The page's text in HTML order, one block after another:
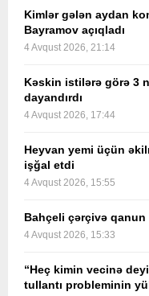
Kimlər gələn aydan
Bayramov açıqladı
4 Avqust 2026, 21:14
Kəskin istilərə görə 3
dayandırdı
4 Avqust 2026, 17:44
Heyvan yemi üçün
işğal etdi
4 Avqust 2026, 15:55
Bahçeli çərçivə qanun
4 Avqust 2026, 15:33
“Heç kimin vecinə
tullantı probleminin